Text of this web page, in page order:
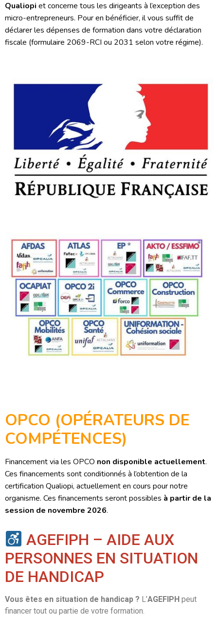
Qualiopi et concerne tous les dirigeants à l’exception des
micro-entrepreneurs. Pour en bénéficier, il vous suffit de
déclarer les dépenses de formation dans votre déclaration
fiscale (formulaire 2069-RCI ou 2031 selon votre régime).
OPCO (OPÉRATEURS DE
COMPÉTENCES)
Financement via les OPCO non disponible actuellement.
Ces financements sont conditionnés à l’obtention de la
certification Qualiopi, actuellement en cours pour notre
organisme. Ces financements seront possibles à partir de la
session de novembre 2026.
AGEFIPH – AIDE AUX
PERSONNES EN SITUATION
DE HANDICAP
Vous êtes en situation de handicap ? L’AGEFIPH peut
financer tout ou partie de votre formation.